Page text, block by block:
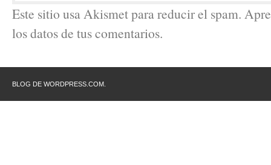
Este sitio usa Akismet para reducir el spam.
los datos de tus comentarios.
BLOG DE WORDPRESS.COM.